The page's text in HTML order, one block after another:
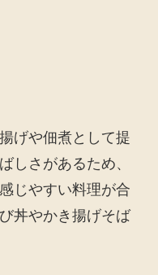
げや佃煮として提
しさがあるため、
じやすい料理が合
丼やかき揚げそば